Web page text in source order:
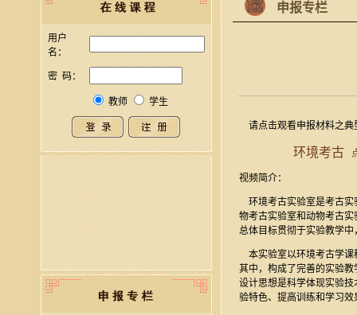
用户
名：
密 码：
教师 学生
申报专栏
请点击观看申报材料之
环境考古
视频简介：
环境考古实验室是考古实
物考古实验室和动物考古
总体目标贯彻于实验教学
本实验室以环境考古学课
其中，构成了完善的实验
设计思想是科学体现实验
验特色、提高训练和学习